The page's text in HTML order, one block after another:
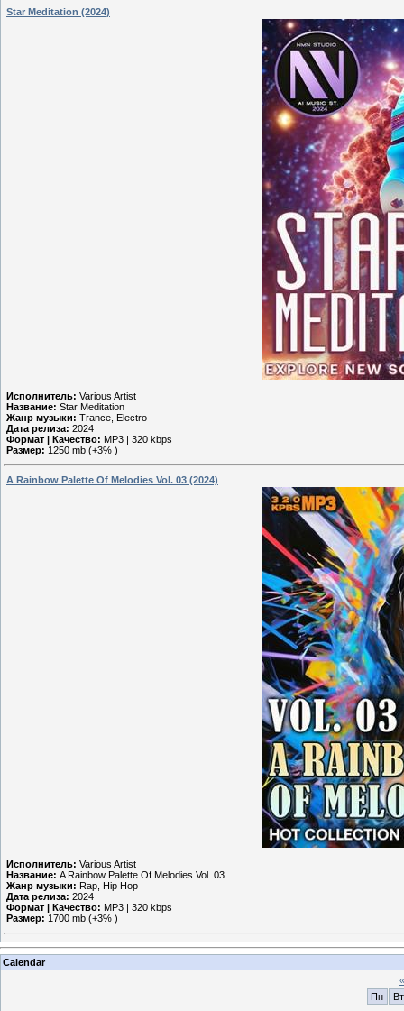
Star Meditation (2024)
Исполнитель: Various Artist
Название: Star Meditation
Жанр музыки: Trance, Electro
Дата релиза: 2024
Формат | Качество: MP3 | 320 kbps
Размер: 1250 mb (+3% )
A Rainbow Palette Of Melodies Vol. 03 (2024)
Исполнитель: Various Artist
Название: A Rainbow Palette Of Melodies Vol. 03
Жанр музыки: Rap, Hip Hop
Дата релиза: 2024
Формат | Качество: MP3 | 320 kbps
Размер: 1700 mb (+3% )
Calendar
«
Пн
Вт